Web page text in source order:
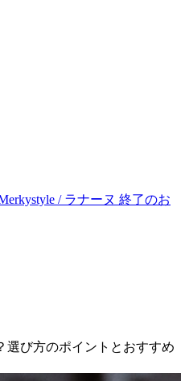
/ ラナーヌ 終了のお
選び方のポイントとおすすめ